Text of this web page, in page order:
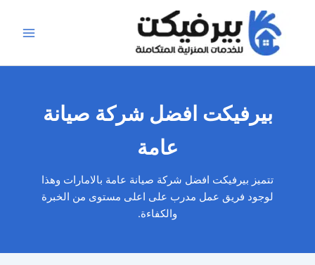
المحتوى
بيرفيكت افضل شركة صيانة
عامة
تتميز بيرفيكت افضل شركة صيانة عامة بالامارات وهذا
لوجود فريق عمل مدرب على اعلى مستوى من الخبرة
والكفاءة.